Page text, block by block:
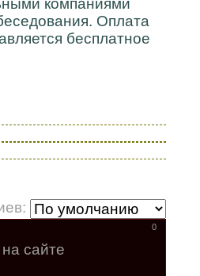
Оплата
бесплатное
0
сайте